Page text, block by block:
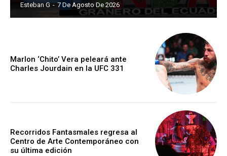
Esteban G - 7 De Agosto De 2026
Marlon ‘Chito’ Vera peleará ante
Charles Jourdain en la UFC 331
Recorridos Fantasmales regresa al
Centro de Arte Contemporáneo con
su última edición